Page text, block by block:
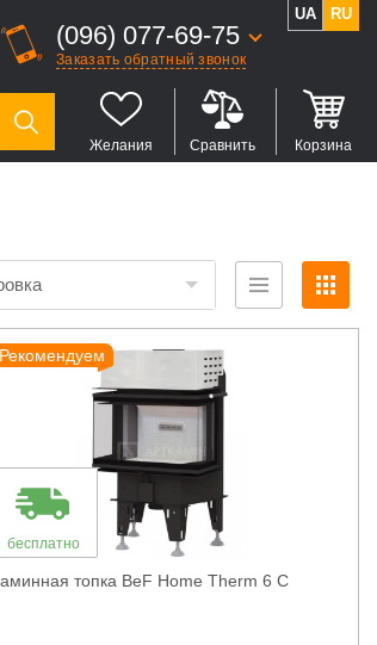
(096) 077-69-75
Заказать обратный звонок
UA RU
Желания Сравнить Корзина
Рекомендуем
бесплатно
топка BeF Home Therm 6 C